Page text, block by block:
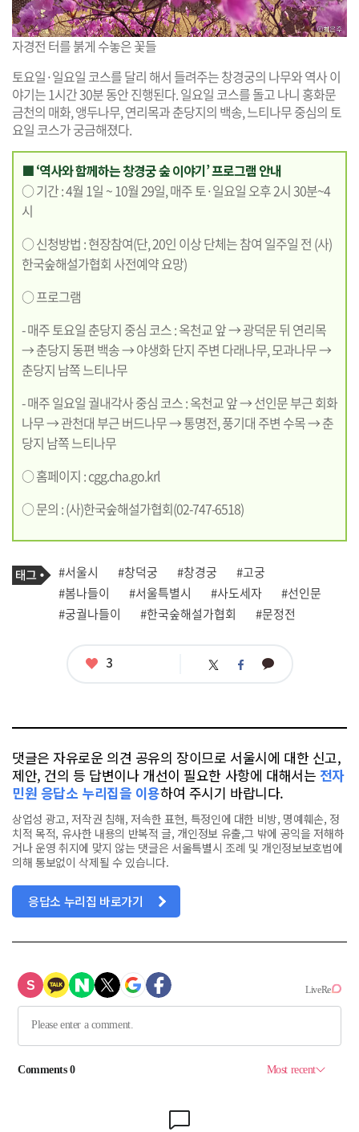
자경전 터를 붉게 수놓은 꽃들
토요일·일요일 코스를 달리 해서 들려주는 창경궁의 나무와 역사 이
야기는 1시간 30분 동안 진행된다. 일요일 코스를 돌고 나니 홍화문
금천의 매화, 앵두나무, 연리목과 춘당지의 백송, 느티나무 중심의 토
요일 코스가 궁금해졌다.
■ ‘역사와 함께하는 창경궁 숲 이야기’ 프로그램 안내
○ 기간 : 4월 1일 ~ 10월 29일, 매주 토·일요일 오후 2시 30분~4
시
○ 신청방법 : 현장참여(단, 20인 이상 단체는 참여 일주일 전 (사)
한국숲해설가협회 사전예약 요망)
○ 프로그램
- 매주 토요일 춘당지 중심 코스 : 옥천교 앞 → 광덕문 뒤 연리목
→ 춘당지 동편 백송 → 야생화 단지 주변 다래나무, 모과나무 →
춘당지 남쪽 느티나무
- 매주 일요일 궐내각사 중심 코스 : 옥천교 앞 → 선인문 부근 회화
나무 → 관천대 부근 버드나무 → 통명전, 풍기대 주변 수목 → 춘
당지 남쪽 느티나무
○ 홈페이지 :cgg.cha.go.krl
○ 문의 : (사)한국숲해설가협회(02-747-6518)
기
사
관
련
태
태
그
#서울시 #창덕궁 #창경궁
#고궁
#봄나들이
#서울특별시 #사도세자
#선인문
#궁궐나들이
#한국숲해설가협회 #문정전
좋
3 트 페 카
댓글은 자유로운 의견 공유의 장이므로 서울시에 대한 신고,
제안, 건의 등 답변이나 개선이 필요한 사항에 대해서는 전자
민원 응답소 누리집을 이용하여 주시기 바랍니다.
상업성 광고, 저작권 침해, 저속한 표현, 특정인에 대한 비방, 명예훼손, 정
치적 목적, 유사한 내용의 반복적 글, 개인정보 유출,그 밖에 공익을 저해하
거나 운영 취지에 맞지 않는 댓글은 서울특별시 조례 및 개인정보보호법에
의해 통보없이 삭제될 수 있습니다.
응답소 누리집 바로가기